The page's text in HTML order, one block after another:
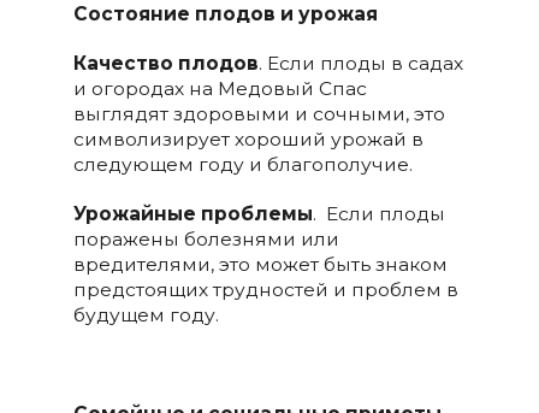
Состояние плодов и урожая
Качество плодов. Если плоды в садах
и огородах на Медовый Спас
выглядят здоровыми и сочными, это
символизирует хороший урожай в
следующем году и благополучие.
Урожайные проблемы. Если плоды
поражены болезнями или
вредителями, это может быть знаком
предстоящих трудностей и проблем в
будущем году.